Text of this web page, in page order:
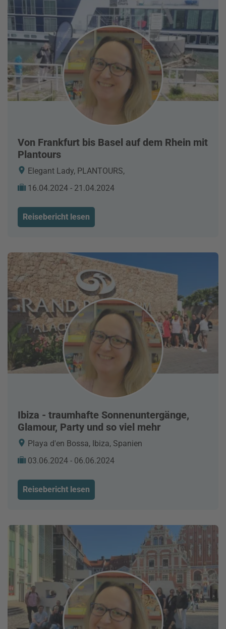
Von Frankfurt bis Basel auf dem Rhein mit
Plantours
Elegant Lady, PLANTOURS,
16.04.2024 - 21.04.2024
Reisebericht lesen
Ibiza - traumhafte Sonnenuntergänge,
Glamour, Party und so viel mehr
Playa d'en Bossa, Ibiza, Spanien
03.06.2024 - 06.06.2024
Reisebericht lesen